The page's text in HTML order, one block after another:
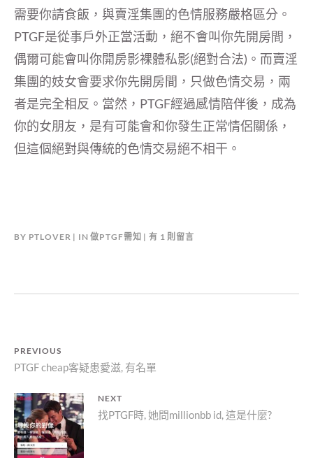
需要你請食飯，與賣淫集團的色情服務嚴格區分。
PTGF是從事戶外正當活動，絕不會叫你先開房間，
偶爾可能會叫你開房影裸體私影(絕對合法)。而賣淫
集團的妓女會要求你先開房間，只做色情交易，兩
者是完全相反。當然，PTGF經過感情陪伴後，成為
你的女朋友，是有可能會和你發生正常情侶關係，
但這個絕對與傳統的色情交易絕不相干。
BY PTLOVER IN做PTGF需知
在
對
信
有 1 則留言
文
章
導
覽
PREVIOUS
Previous
post:
PTGF cheap客疑患愛滋, 有名單
NEXT
Next
post:
找PTGF時, 她問millionbb id, 這是什麼?